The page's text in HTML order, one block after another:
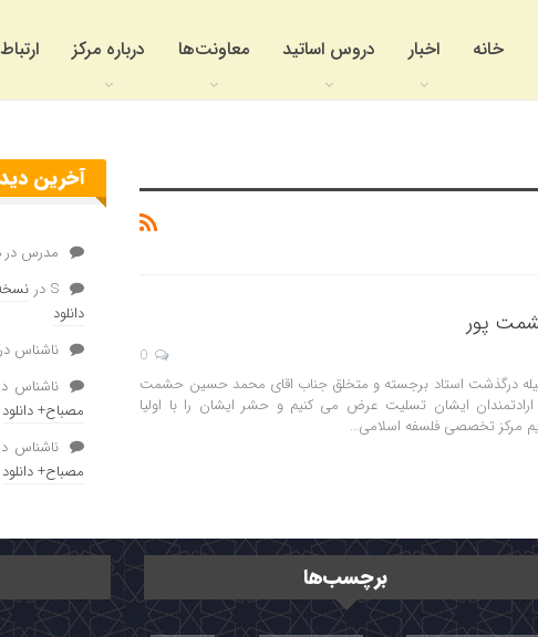
خانه اخبار دروس اساتید معاونت‌ها درباره مرکز
پور
وسیله درگذشت استاد برجسته و متخلق جناب اقای محمد حسین حشمت
ارادتمندان ایشان تسلیت عرض می کنیم و حشر ایشان را با اولیا
مرکز تخصصی فلسفه اسلامی…
آخرین
مدرس در
Sدر
دانلود
ناشناس در
ناشناس
مصباح+ دانلود
ناشناس
مصباح+ دانلود
برچسب‌ها